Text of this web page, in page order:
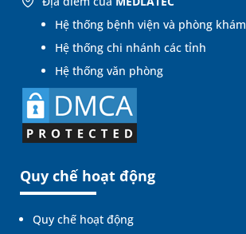
Hệ thống bệnh viện và phòng khám
Hệ thống chi nhánh các tỉnh
Hệ thống văn phòng
Quy chế hoạt động
Quy chế hoạt động